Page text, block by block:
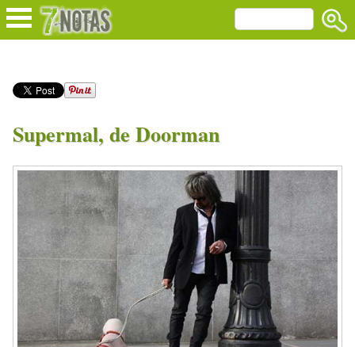
Supermal, de Doorman